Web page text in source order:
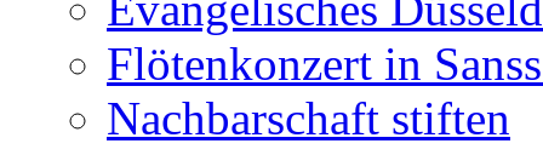
Flötenkonzert in
Nachbarschaft stiften